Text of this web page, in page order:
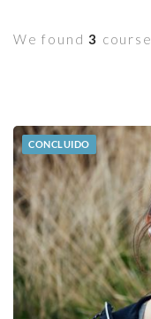
We found3
CONCLUIDO